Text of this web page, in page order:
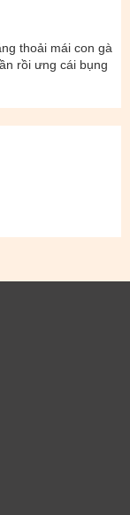
thoải mái con gà
rồi ưng cái bụng